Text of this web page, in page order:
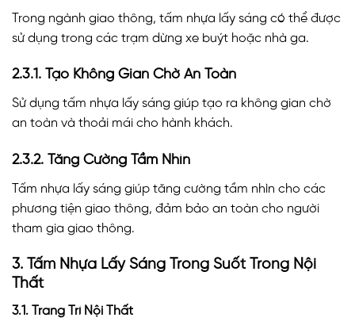
Trong ngành giao thông, tấm nhựa lấy sáng có thể được
sử dụng trong các trạm dừng xe buýt hoặc nhà ga.
2.3.1. Tạo Không Gian Chờ An Toàn
Sử dụng tấm nhựa lấy sáng giúp tạo ra không gian chờ
an toàn và thoải mái cho hành khách.
2.3.2. Tăng Cường Tầm Nhìn
Tấm nhựa lấy sáng giúp tăng cường tầm nhìn cho các
phương tiện giao thông, đảm bảo an toàn cho người
tham gia giao thông.
3. Tấm Nhựa Lấy Sáng Trong Suốt Trong Nội
Thất
3.1. Trang Trí Nội Thất